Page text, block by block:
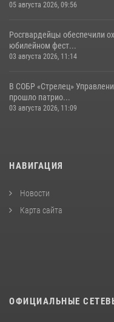
05 августа 2026, 09:56
Росгвардейцы обеспечили
юбилейном фест...
03 августа 2026, 11:14
В СОБР «Стрелец»
прошло патрио...
03 августа 2026, 11:09
НАВИГАЦИЯ
Новости
Карта сайта
ОФИЦИАЛЬНЫЕ